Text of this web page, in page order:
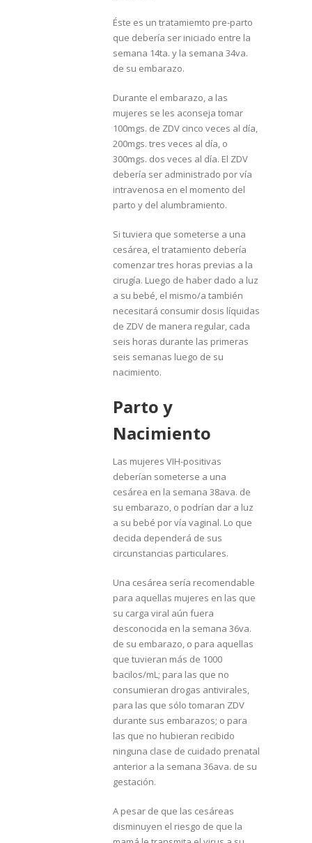
Éste es un tratamiemto pre-parto
que debería ser iniciado entre la
semana 14ta. y la semana 34va.
de su embarazo.
Durante el embarazo, a las
mujeres se les aconseja tomar
100mgs. de ZDV cinco veces al día,
200mgs. tres veces al día, o
300mgs. dos veces al día. El ZDV
debería ser administrado por vía
intravenosa en el momento del
parto y del alumbramiento.
Si tuviera que someterse a una
cesárea, el tratamiento debería
comenzar tres horas previas a la
cirugía. Luego de haber dado a luz
a su bebé, el mismo/a también
necesitará consumir dosis líquidas
de ZDV de manera regular, cada
seis horas durante las primeras
seis semanas luego de su
nacimiento.
Parto y
Nacimiento
Las mujeres VIH-positivas
deberían someterse a una
cesárea en la semana 38ava. de
su embarazo, o podrían dar a luz
a su bebé por vía vaginal. Lo que
decida dependerá de sus
circunstancias particulares.
Una cesárea sería recomendable
para aquellas mujeres en las que
su carga viral aún fuera
desconocida en la semana 36va.
de su embarazo, o para aquellas
que tuvieran más de 1000
bacilos/mL; para las que no
consumieran drogas antivirales,
para las que sólo tomaran ZDV
durante sus embarazos; o para
las que no hubieran recibido
ninguna clase de cuidado prenatal
anterior a la semana 36ava. de su
gestación.
A pesar de que las cesáreas
disminuyen el riesgo de que la